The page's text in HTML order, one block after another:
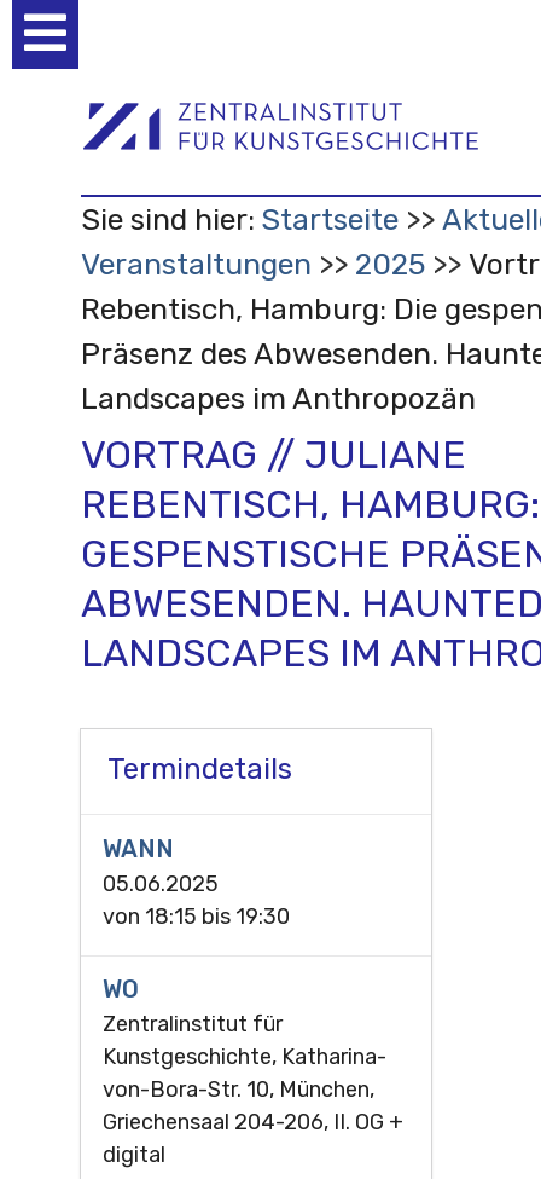
Werkzeuge
Sie sind hier: Startseite
Veranstaltungen
2025
Rebentisch, Hamburg: Die
Präsenz des Abwesenden.
Landscapes im Anthropozän
VORTRAG // JULIANE
REBENTISCH,
GESPENSTISCHE
ABWESENDEN.
LANDSCAPES IM
Termindetails
WANN
05.06.2025
von 18:15 bis 19:30
WO
Zentralinstitut für
Kunstgeschichte, Katharina-
von-Bora-Str. 10, München,
Griechensaal 204-206, II. OG +
digital